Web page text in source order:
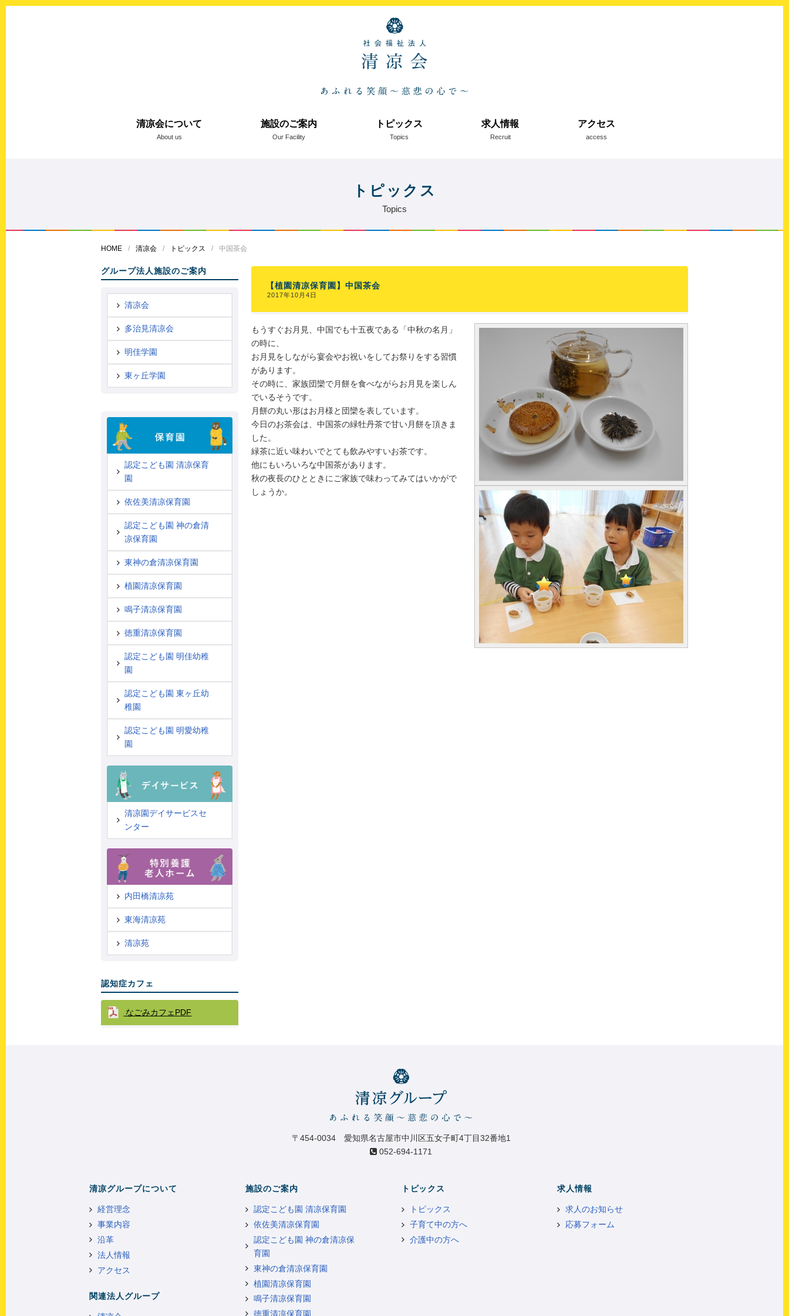
清凉会について
About us
施設のご案内
Our Facility
トピックス
Topics
求人情報
Recruit
アクセス
access
トピックス
Topics
HOME 清凉会 トピックス 中国茶会
グループ法人施設のご案内
清凉会
多治見清凉会
明佳学園
東ヶ丘学園
認定こども園 清凉保育
園
依佐美清凉保育園
認定こども園 神の倉清
凉保育園
東神の倉清凉保育園
植園清凉保育園
鳴子清凉保育園
徳重清凉保育園
認定こども園 明佳幼稚
園
認定こども園 東ヶ丘幼
稚園
認定こども園 明愛幼稚
園
清凉園デイサービスセ
ンター
内田橋清凉苑
東海清凉苑
清凉苑
認知症カフェ
なごみカフェPDF
【植園清凉保育園】中国茶会
2017年10月4日
もうすぐお月見、中国でも十五夜である「中秋の名月」
の時に、
お月見をしながら宴会やお祝いをしてお祭りをする習慣
があります。
その時に、家族団欒で月餅を食べながらお月見を楽しん
でいるそうです。
月餅の丸い形はお月様と団欒を表しています。
今日のお茶会は、中国茶の緑牡丹茶で甘い月餅を頂きま
した。
緑茶に近い味わいでとても飲みやすいお茶です。
他にもいろいろな中国茶があります。
秋の夜長のひとときにご家族で味わってみてはいかがで
しょうか。
〒454-0034 愛知県名古屋市中川区五女子町4丁目32番地1
052-694-1171
清凉グループについて
経営理念
事業内容
沿革
法人情報
アクセス
関連法人グループ
施設のご案内
認定こども園 清凉保育園
依佐美清凉保育園
認定こども園 神の倉清凉保
育園
東神の倉清凉保育園
植園清凉保育園
鳴子清凉保育園
徳重清凉保育園
トピックス
トピックス
子育て中の方へ
介護中の方へ
求人情報
求人のお知らせ
応募フォーム